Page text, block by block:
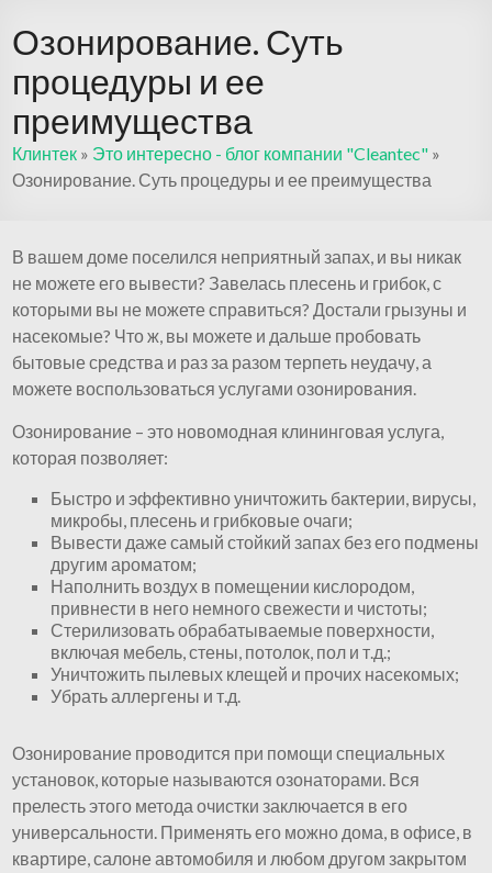
Озонирование. Суть
процедуры и ее
преимущества
Клинтек » Это интересно - блог компании "Cleantec" »
Озонирование. Суть процедуры и ее преимущества
В вашем доме поселился неприятный запах, и вы никак
не можете его вывести? Завелась плесень и грибок, с
которыми вы не можете справиться? Достали грызуны и
насекомые? Что ж, вы можете и дальше пробовать
бытовые средства и раз за разом терпеть неудачу, а
можете воспользоваться услугами озонирования.
Озонирование – это новомодная клининговая услуга,
которая позволяет:
Быстро и эффективно уничтожить бактерии, вирусы,
микробы, плесень и грибковые очаги;
Вывести даже самый стойкий запах без его подмены
другим ароматом;
Наполнить воздух в помещении кислородом,
привнести в него немного свежести и чистоты;
Стерилизовать обрабатываемые поверхности,
включая мебель, стены, потолок, пол и т.д.;
Уничтожить пылевых клещей и прочих насекомых;
Убрать аллергены и т.д.
Озонирование проводится при помощи специальных
установок, которые называются озонаторами. Вся
прелесть этого метода очистки заключается в его
универсальности. Применять его можно дома, в офисе, в
квартире, салоне автомобиля и любом другом закрытом